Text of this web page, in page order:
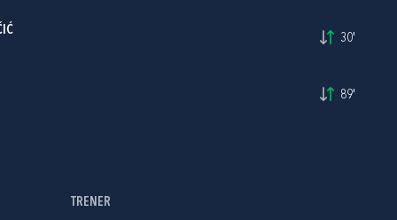
30'
89'
TRENER